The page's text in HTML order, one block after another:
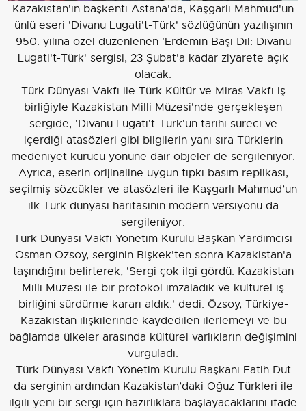
Kazakistan'ın başkenti Astana'da, Kaşgarlı Mahmud'un
ünlü eseri 'Divanu Lugati't-Türk' sözlüğünün yazılışının
950. yılına özel düzenlenen 'Erdemin Başı Dil: Divanu
Lugati't-Türk' sergisi, 23 Şubat'a kadar ziyarete açık
olacak.
Türk Dünyası Vakfı ile Türk Kültür ve Miras Vakfı iş
birliğiyle Kazakistan Milli Müzesi'nde gerçekleşen
sergide, 'Divanu Lugati't-Türk'ün tarihi süreci ve
içerdiği atasözleri gibi bilgilerin yanı sıra Türklerin
medeniyet kurucu yönüne dair objeler de sergileniyor.
Ayrıca, eserin orijinaline uygun tıpkı basım replikası,
seçilmiş sözcükler ve atasözleri ile Kaşgarlı Mahmud’un
ilk Türk dünyası haritasının modern versiyonu da
sergileniyor.
Türk Dünyası Vakfı Yönetim Kurulu Başkan Yardımcısı
Osman Özsoy, serginin Bişkek'ten sonra Kazakistan'a
taşındığını belirterek, 'Sergi çok ilgi gördü. Kazakistan
Milli Müzesi ile bir protokol imzaladık ve kültürel iş
birliğini sürdürme kararı aldık.' dedi. Özsoy, Türkiye-
Kazakistan ilişkilerinde kaydedilen ilerlemeyi ve bu
bağlamda ülkeler arasında kültürel varlıkların değişimini
vurguladı.
Türk Dünyası Vakfı Yönetim Kurulu Başkanı Fatih Dut
da serginin ardından Kazakistan’daki Oğuz Türkleri ile
ilgili yeni bir sergi için hazırlıklara başlayacaklarını ifade